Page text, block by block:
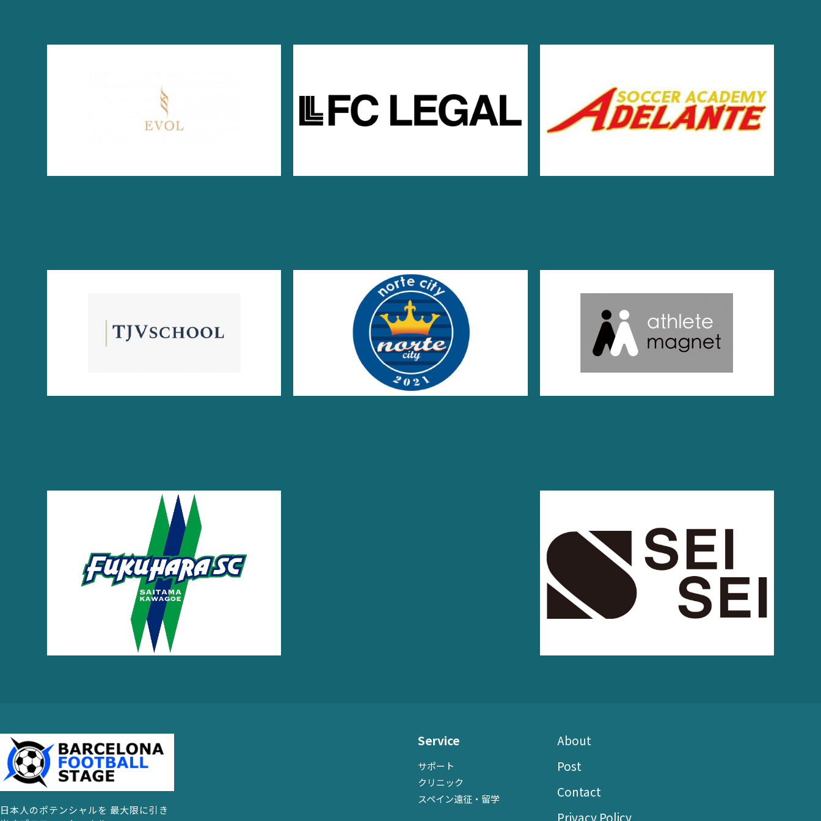
日本人のポテンシャルを 最大限に引き
Service
サポート
クリニック
スペイン遠征・留学
About
Post
Contact
Privacy Policy